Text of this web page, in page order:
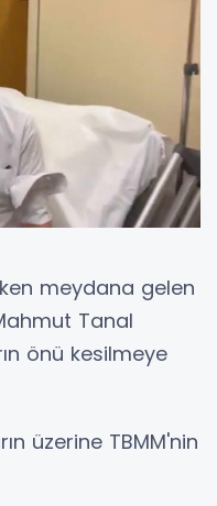
meydana gelen
Tanal
önü kesilmeye
üzerine TBMM'nin